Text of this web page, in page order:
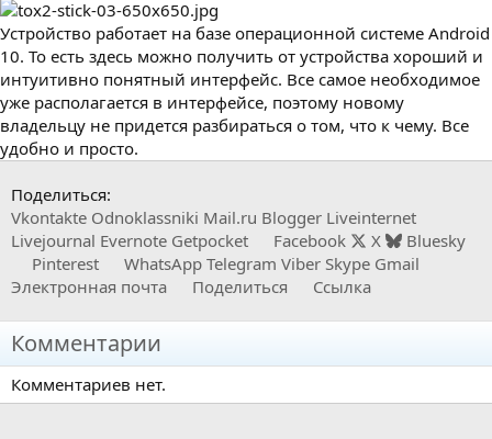
Устройство работает на базе операционной системе Android
10. То есть здесь можно получить от устройства хороший и
интуитивно понятный интерфейс. Все самое необходимое
уже располагается в интерфейсе, поэтому новому
владельцу не придется разбираться о том, что к чему. Все
удобно и просто.
Поделиться:
Vkontakte Odnoklassniki Mail.ru Blogger Liveinternet
Livejournal Evernote Getpocket Facebook X
Bluesky
Pinterest
WhatsApp Telegram Viber Skype Gmail
Электронная почта
Поделиться Ссылка
Комментарии
Комментариев нет.